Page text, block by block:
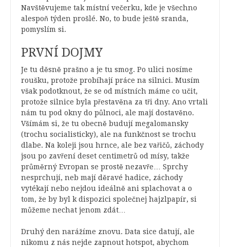
Navštěvujeme tak místní večerku, kde je všechno
alespoň týden prošlé. No, to bude ještě sranda,
pomyslím si.
PRVNÍ DOJMY
Je tu děsně prašno a je tu smog. Po ulici nosíme
roušku, protože probíhají práce na silnici. Musím
však podotknout, že se od místních máme co učit,
protože silnice byla přestavěna za tři dny. Ano vrtali
nám tu pod okny do půlnoci, ale mají dostavěno.
Všímám si, že tu obecně budují megalomansky
(trochu socialisticky), ale na funkčnost se trochu
dlabe. Na koleji jsou hrnce, ale bez vařičů, záchody
jsou po zavření deset centimetrů od mísy, takže
průměrný Evropan se prostě nezavře… Sprchy
nesprchují, neb mají děravé hadice, záchody
vytékají nebo nejdou ideálně ani splachovat a o
tom, že by byl k dispozici společnej hajzlpapír, si
můžeme nechat jenom zdát…
Druhý den narážíme znovu. Data sice datují, ale
nikomu z nás nejde zapnout hotspot, abychom